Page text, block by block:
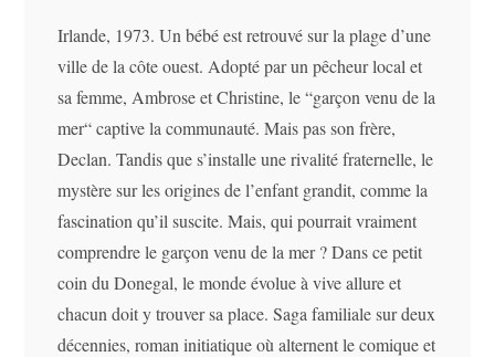
Irlande, 1973. Un bébé est retrouvé sur la plage d’une
ville de la côte ouest. Adopté par un pêcheur local et
sa femme, Ambrose et Christine, le “garçon venu de la
mer“ captive la communauté. Mais pas son frère,
Declan. Tandis que s’installe une rivalité fraternelle, le
mystère sur les origines de l’enfant grandit, comme la
fascination qu’il suscite. Mais, qui pourrait vraiment
comprendre le garçon venu de la mer ? Dans ce petit
coin du Donegal, le monde évolue à vive allure et
chacun doit y trouver sa place. Saga familiale sur deux
décennies, roman initiatique où alternent le comique et